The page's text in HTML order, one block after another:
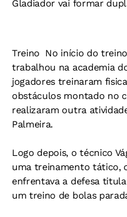
Gladiador vai formar
Treino  No início do
trabalhou na academia
jogadores treinaram
obstáculos montado no
realizaram outra
Palmeira.
Logo depois, o técnico
uma treinamento tático,
enfrentava a defesa
um treino de bolas